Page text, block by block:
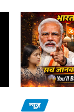
न्यूज़